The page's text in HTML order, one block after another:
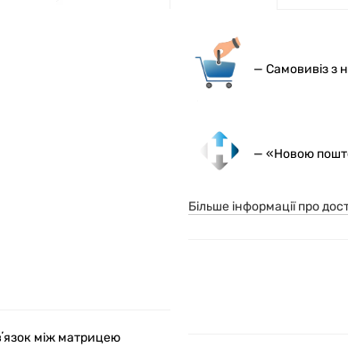
між матрицею
— Самовивіз з
— «Новою
Більше інформації про